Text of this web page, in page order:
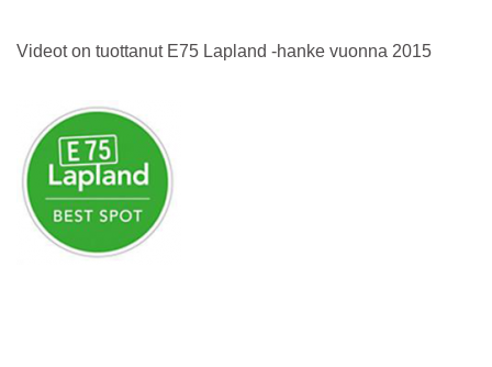
Videot on tuottanut E75 Lapland -hanke vuonna 2015